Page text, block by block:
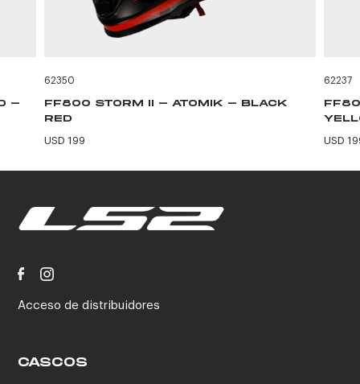
-
62350
FF800 STORM II - ATOMIK - BLACK
RED
USD 199
62237
USD
Acceso de distribuidores
CASCOS